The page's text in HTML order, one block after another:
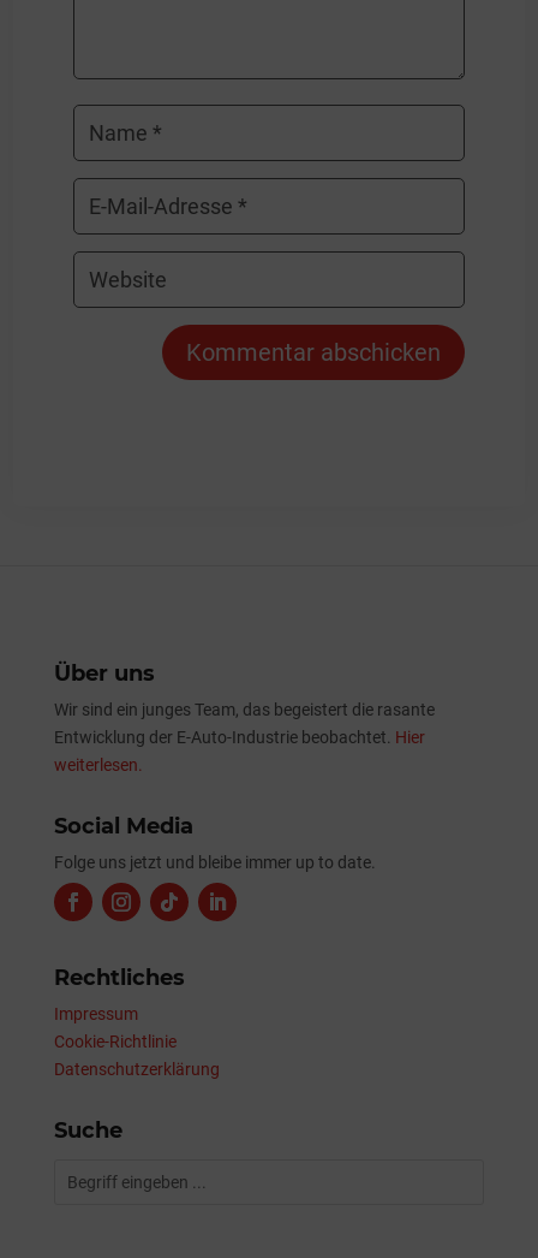
Kommentar abschicken
Über uns
Wir sind ein junges Team, das begeistert die rasante
Entwicklung der E-Auto-Industrie beobachtet. Hier
weiterlesen.
Social Media
Folge uns jetzt und bleibe immer up to date.
Rechtliches
Impressum
Cookie-Richtlinie
Datenschutzerklärung
Suche